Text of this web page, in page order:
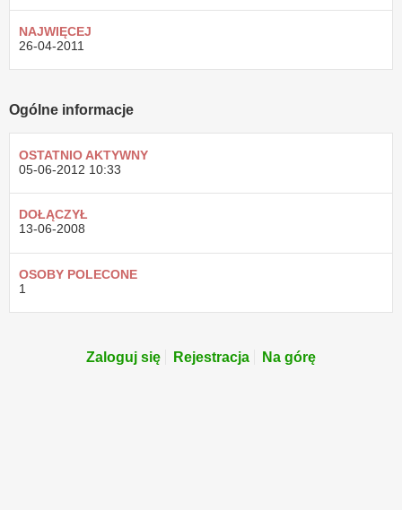
NAJWIĘCEJ
26-04-2011
Ogólne informacje
OSTATNIO AKTYWNY
05-06-2012 10:33
DOŁĄCZYŁ
13-06-2008
OSOBY POLECONE
1
Zaloguj się Rejestracja Na górę